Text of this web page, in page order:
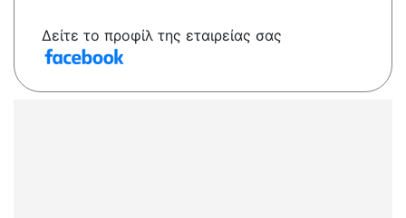
Δείτε το προφίλ της εταιρείας σας